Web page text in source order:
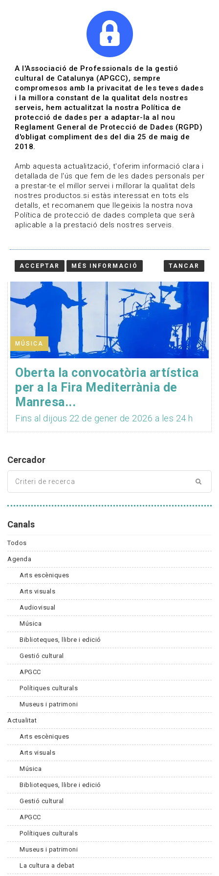
Actualitza't
Vols estar al dia?
HOME / BLOG
Estigues al dia
Convocatòries, activitats i notícies del sector de la
cultura.
MÚSICA
Oberta la convocatòria artística
per a la Fira Mediterrània de
Manresa...
Fins al dijous 22 de gener de 2026 a les 24 h
Cercador
Canals
Todos
Agenda
Arts escèniques
Arts visuals
Audiovisual
Música
Biblioteques, llibre i edició
Gestió cultural
APGCC
Polítiques culturals
Museus i patrimoni
Actualitat
Arts escèniques
Arts visuals
Música
Biblioteques, llibre i edició
Gestió cultural
APGCC
Polítiques culturals
Museus i patrimoni
La cultura a debat
A l'Associació de Professionals de la gestió
cultural de Catalunya (APGCC), sempre
compromesos amb la privacitat de les teves dades
i la millora constant de la qualitat dels nostres
serveis, hem actualitzat la nostra Política de
protecció de dades per a adaptar-la al nou
Reglament General de Protecció de Dades (RGPD)
d'obligat compliment des del dia 25 de maig de
2018.
Amb aquesta actualització, t'oferim informació clara i
detallada de l'ús que fem de les dades personals per
a prestar-te el millor servei i millorar la qualitat dels
nostres productos.si estàs interessat en tots els
detalls, et recomanem que llegeixis la nostra nova
Política de protecció de dades completa que serà
aplicable a la prestació dels nostres serveis.
ACCEPTAR MÉS INFORMACIÓ TANCAR